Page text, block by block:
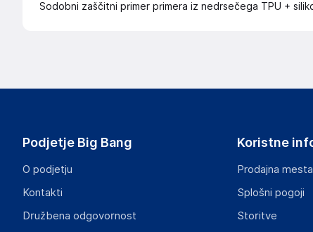
Sodobni zaščitni primer primera iz nedrsečega TPU +
Podjetje Big Bang
O podjetju
Kontakti
Družbena odgovornost
Koristne
Prodajna mesta
Splošni pogoji
Storitve